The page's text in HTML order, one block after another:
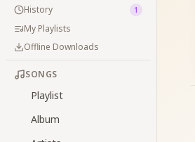
History
1
My Playlists
Offline Downloads
SONGS
Playlist
Album